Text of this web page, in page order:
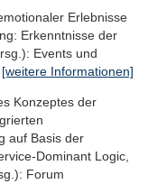
Erlebnisse
Erkenntnisse der
Events und
[weitere Informationen]
Konzeptes der
auf Basis der
Dominant Logic,
Forum